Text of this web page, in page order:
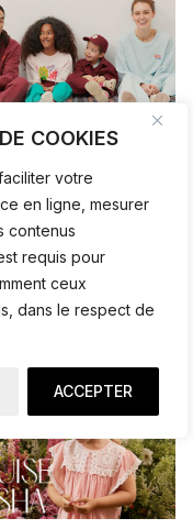
COOKIES
votre
en ligne, mesurer
contenus
requis pour
ceux
dans le respect de
ACCEPTER